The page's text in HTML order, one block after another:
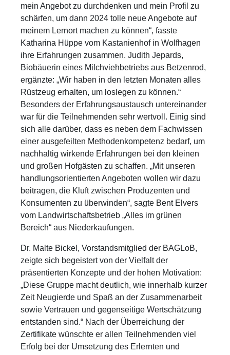
mein Angebot zu durchdenken und mein Profil zu
schärfen, um dann 2024 tolle neue Angebote auf
meinem Lernort machen zu können“, fasste
Katharina Hüppe vom Kastanienhof in Wolfhagen
ihre Erfahrungen zusammen. Judith Jepards,
Biobäuerin eines Milchviehbetriebs aus Betzenrod,
ergänzte: „Wir haben in den letzten Monaten alles
Rüstzeug erhalten, um loslegen zu können.“
Besonders der Erfahrungsaustausch untereinander
war für die Teilnehmenden sehr wertvoll. Einig sind
sich alle darüber, dass es neben dem Fachwissen
einer ausgefeilten Methodenkompetenz bedarf, um
nachhaltig wirkende Erfahrungen bei den kleinen
und großen Hofgästen zu schaffen. „Mit unseren
handlungsorientierten Angeboten wollen wir dazu
beitragen, die Kluft zwischen Produzenten und
Konsumenten zu überwinden“, sagte Bent Elvers
vom Landwirtschaftsbetrieb „Alles im grünen
Bereich“ aus Niederkaufungen.
Dr. Malte Bickel, Vorstandsmitglied der BAGLoB,
zeigte sich begeistert von der Vielfalt der
präsentierten Konzepte und der hohen Motivation:
„Diese Gruppe macht deutlich, wie innerhalb kurzer
Zeit Neugierde und Spaß an der Zusammenarbeit
sowie Vertrauen und gegenseitige Wertschätzung
entstanden sind.“ Nach der Überreichung der
Zertifikate wünschte er allen Teilnehmenden viel
Erfolg bei der Umsetzung des Erlernten und